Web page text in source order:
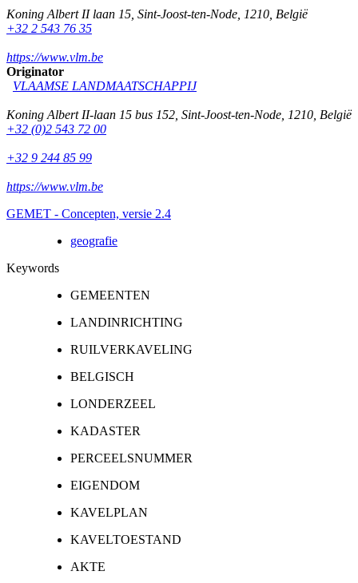
Koning Albert II laan 15 Sint-Joost-ten-Node 1210 België
+32 2 543 76 35
https://www.vlm.be
Originator
VLAAMSE LANDMAATSCHAPPIJ
Koning Albert II-laan 15 bus 152 Sint-Joost-ten-Node 1210 België
+32 (0)2 543 72 00
+32 9 244 85 99
https://www.vlm.be
GEMET - Concepten, versie 2.4
geografie
Keywords
GEMEENTEN
LANDINRICHTING
RUILVERKAVELING
BELGISCH
LONDERZEEL
KADASTER
PERCEELSNUMMER
EIGENDOM
KAVELPLAN
KAVELTOESTAND
AKTE